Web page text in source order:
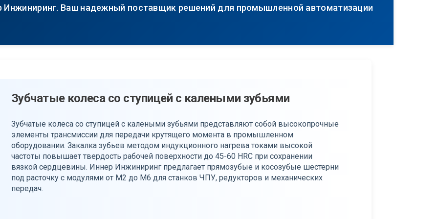
Инжиниринг. Ваш надежный поставщик решений для промышленной автоматизации
Зубчатые колеса со ступицей с калеными зубьями
Зубчатые колеса со ступицей с калеными зубьями представляют собой высокопрочные
элементы трансмиссии для передачи крутящего момента в промышленном
оборудовании. Закалка зубьев методом индукционного нагрева токами высокой
частоты повышает твердость рабочей поверхности до 45-60 HRC при сохранении
вязкой сердцевины. Иннер Инжиниринг предлагает прямозубые и косозубые шестерни
под расточку с модулями от М2 до М6 для станков ЧПУ, редукторов и механических
передач.